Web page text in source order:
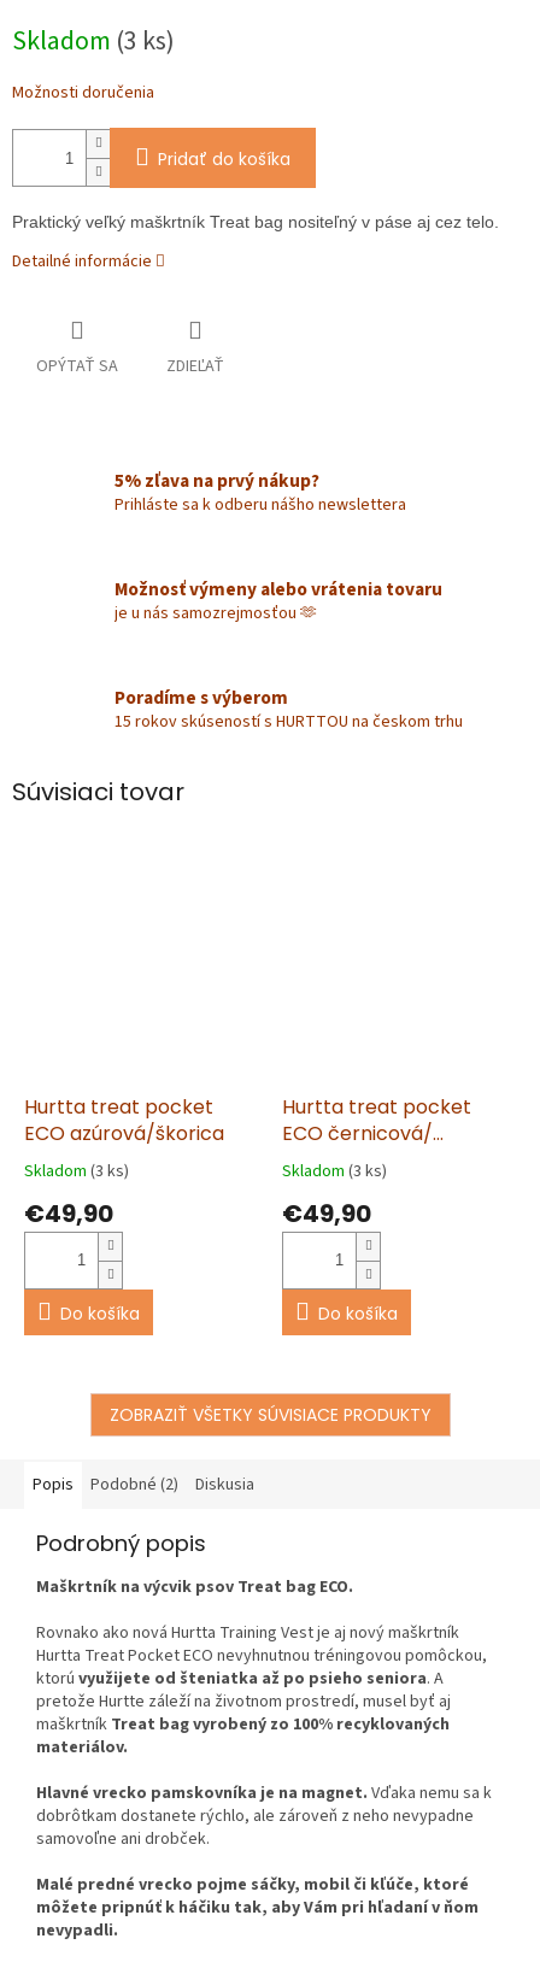
cena:
Skladom (3 ks)
Možnosti doručenia
Pridať do košíka
Praktický veľký maškrtník Treat bag nositeľný v páse aj cez telo.
Detailné informácie
OPÝTAŤ SA ZDIEĽAŤ
5% zľava na prvý nákup?
Prihláste sa k odberu nášho newslettera
Možnosť výmeny alebo vrátenia tovaru
je u nás samozrejmosťou 🫶
Poradíme s výberom
15 rokov skúseností s HURTTOU na českom trhu
Súvisiaci tovar
Hurtta treat pocket
ECO azúrová/škorica
Skladom (3 ks)
€49,90
Do košíka
Hurtta treat pocket
ECO černicová/
škoricová
Skladom (3 ks)
€49,90
Do košíka
ZOBRAZIŤ VŠETKY SÚVISIACE PRODUKTY
Popis Podobné (2) Diskusia
Podrobný popis
Maškrtník na výcvik psov Treat bag ECO.
Rovnako ako nová Hurtta Training Vest je aj nový maškrtník
Hurtta Treat Pocket ECO nevyhnutnou tréningovou pomôckou,
ktorú využijete od šteniatka až po psieho seniora. A
pretože Hurtte záleží na životnom prostredí, musel byť aj
maškrtník Treat bag vyrobený zo 100% recyklovaných
materiálov.
Hlavné vrecko pamskovníka je na magnet. Vďaka nemu sa k
dobrôtkam dostanete rýchlo, ale zároveň z neho nevypadne
samovoľne ani drobček.
Malé predné vrecko pojme sáčky, mobil či kľúče, ktoré
môžete pripnúť k háčiku tak, aby Vám pri hľadaní v ňom
nevypadli.